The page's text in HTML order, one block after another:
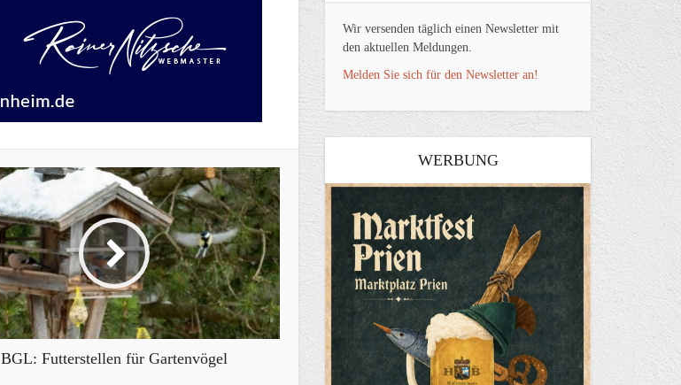
BGL: Futterstellen für Gartenvögel
Wir versenden täglich einen Newsletter mit
den aktuellen Meldungen.
Melden Sie sich für den Newsletter an!
WERBUNG